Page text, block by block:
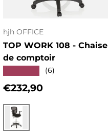
hjh OFFICE
TOP WORK 108 - Chaise
de comptoir
(6)
Prix habituel
€232,90
Noir
Ajouter au panier